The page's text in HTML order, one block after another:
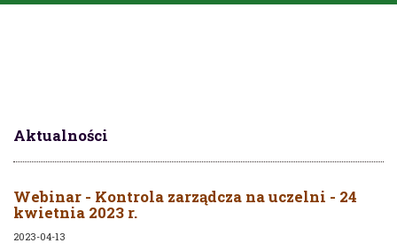
Aktualności
Webinar - Kontrola zarządcza na uczelni - 24
kwietnia 2023 r.
2023-04-13